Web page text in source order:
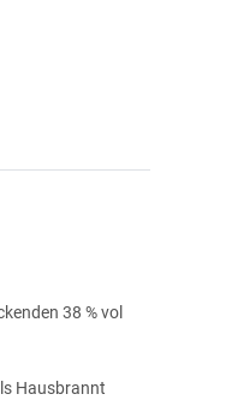
38 % vol
Hausbrannt